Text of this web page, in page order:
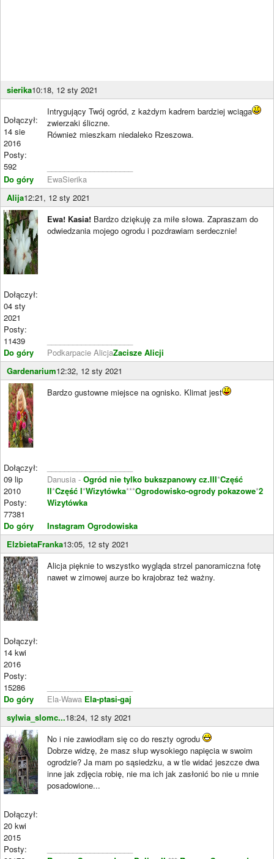
sierika10:18, 12 sty 2021
Dołączył:
14 sie
2016
Posty:
592
Do góry
Intrygujący Twój ogród, z każdym kadrem bardziej wciąga
zwierzaki śliczne.
Również mieszkam niedaleko Rzeszowa.
EwaSierika
Alija12:21, 12 sty 2021
Dołączył:
04 sty
2021
Posty:
11439
Do góry
Ewa! Kasia! Bardzo dziękuję za miłe słowa. Zapraszam do
odwiedzania mojego ogrodu i pozdrawiam serdecznie!
Podkarpacie AlicjaZacisze Alicji
Gardenarium12:32, 12 sty 2021
Dołączył:
09 lip
2010
Posty:
77381
Do góry
Bardzo gustowne miejsce na ognisko. Klimat jest
Danusia - Ogród nie tylko bukszpanowy cz.III*Część
II*Część I*Wizytówka***Ogrodowisko-ogrody pokazowe*2
Wizytówka
Instagram Ogrodowiska
ElzbietaFranka13:05, 12 sty 2021
Dołączył:
14 kwi
2016
Posty:
15286
Do góry
Alicja pięknie to wszystko wygląda strzel panoramiczna fotę
nawet w zimowej aurze bo krajobraz też ważny.
Ela-Wawa Ela-ptasi-gaj
sylwia_slomc...18:24, 12 sty 2021
Dołączył:
20 kwi
2015
Posty:
No i nie zawiodłam się co do reszty ogrodu
Dobrze widzę, że masz słup wysokiego napięcia w swoim
ogrodzie? Ja mam po sąsiedzku, a w tle widać jeszcze dwa
inne jak zdjęcia robię, nie ma ich jak zasłonić bo nie u mnie
posadowione...